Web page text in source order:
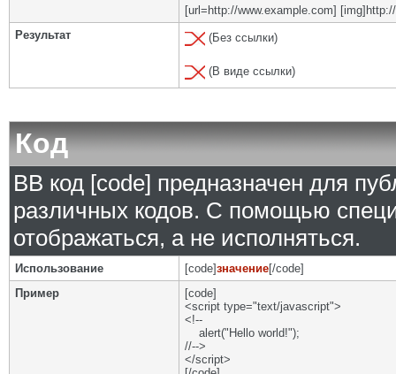
[url=http://www.example.com]
Результат
(Без ссылки)
(В виде ссылки)
Код
BB код [code] предназначен для
различных кодов. С помощью
отображаться, а не исполняться.
Использование [code]значение[/code]
Пример
[code]
<script type="text/javascript">
<!--
alert("Hello world!");
//-->
</script>